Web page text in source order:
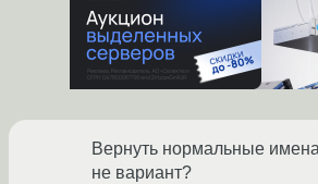
Вернуть нормальные
не вариант?